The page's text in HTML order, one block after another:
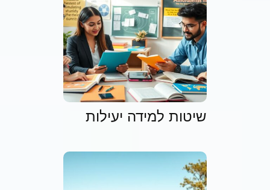
שיטות למידה יעילות